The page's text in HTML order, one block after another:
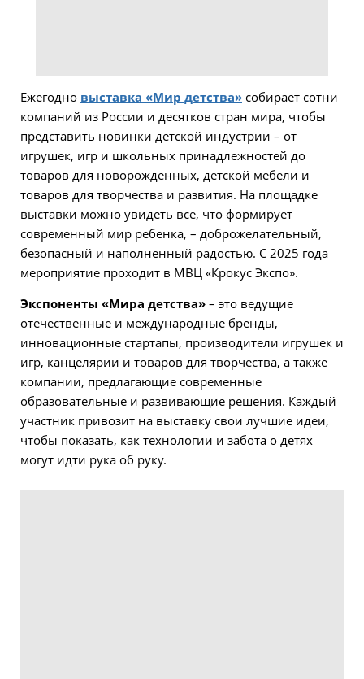
Ежегодно выставка «Мир детства» собирает сотни
компаний из России и десятков стран мира, чтобы
представить новинки детской индустрии – от
игрушек, игр и школьных принадлежностей до
товаров для новорожденных, детской мебели и
товаров для творчества и развития. На площадке
выставки можно увидеть всё, что формирует
современный мир ребенка, – доброжелательный,
безопасный и наполненный радостью. С 2025 года
мероприятие проходит в МВЦ «Крокус Экспо».
Экспоненты «Мира детства» – это ведущие
отечественные и международные бренды,
инновационные стартапы, производители игрушек и
игр, канцелярии и товаров для творчества, а также
компании, предлагающие современные
образовательные и развивающие решения. Каждый
участник привозит на выставку свои лучшие идеи,
чтобы показать, как технологии и забота о детях
могут идти рука об руку.